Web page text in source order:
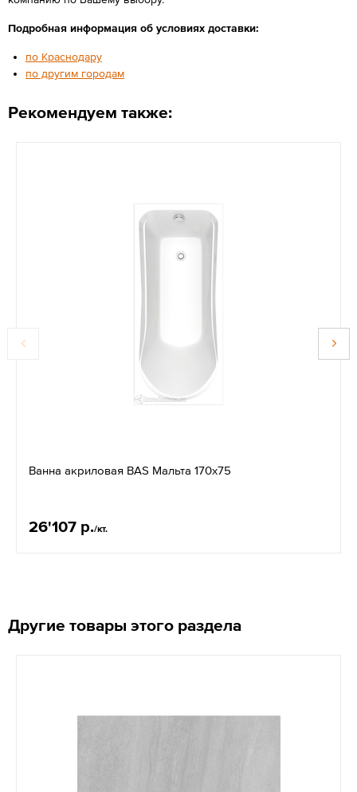
Подробная информация об условиях доставки:
по Краснодару
по другим городам
Рекомендуем также:
Ванна акриловая BAS Мальта 170х75
26'107 р./кт.
Другие товары этого раздела